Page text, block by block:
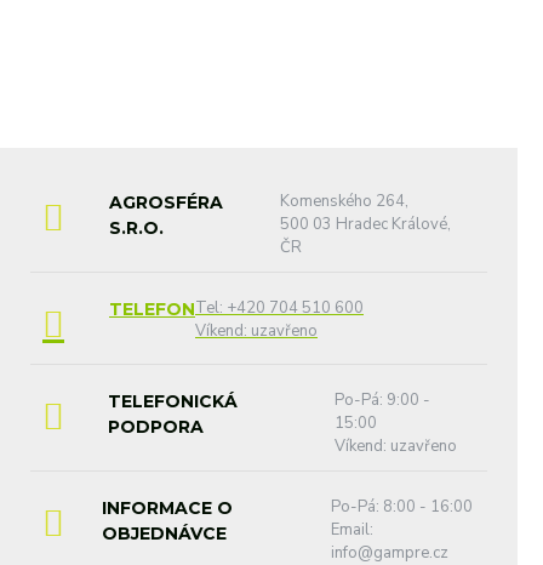
AGROSFÉRA
S.R.O.
Komenského 264,
500 03 Hradec Králové,
ČR
TELEFONTel: +420 704 510 600
Víkend: uzavřeno
TELEFONICKÁ
PODPORA
Po-Pá: 9:00 -
15:00
Víkend: uzavřeno
INFORMACE O
OBJEDNÁVCE
Po-Pá: 8:00 - 16:00
Email:
info@gampre.cz